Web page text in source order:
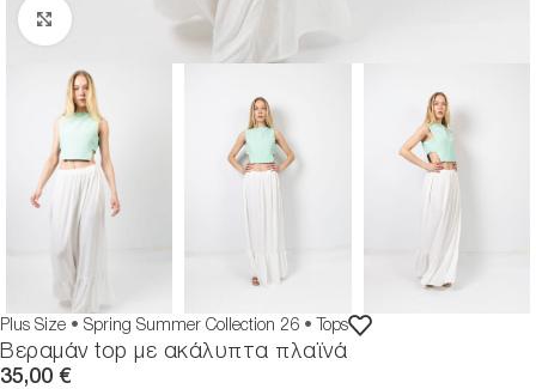
Μεγέθυνση
Plus Size • Spring Summer Collection 26 • Tops
Βεραμάν top με ακάλυπτα πλαϊνά
35,00 €